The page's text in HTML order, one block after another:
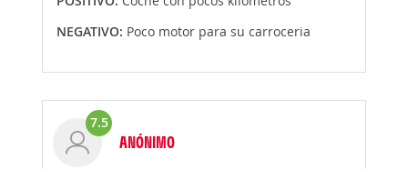
NEGATIVO: Poco motor para su carroceria
7.5
ANÓNIMO